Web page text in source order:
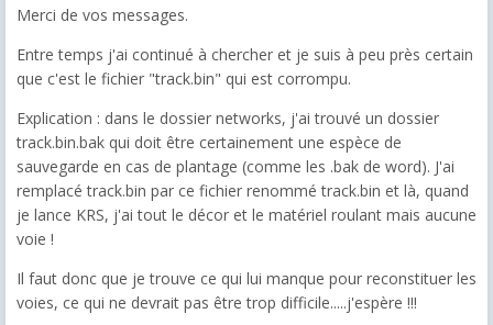
Merci de vos messages.
Entre temps j'ai continué à chercher et je suis à peu près certain
que c'est le fichier "track.bin" qui est corrompu.
Explication : dans le dossier networks, j'ai trouvé un dossier
track.bin.bak qui doit être certainement une espèce de
sauvegarde en cas de plantage (comme les .bak de word). J'ai
remplacé track.bin par ce fichier renommé track.bin et là, quand
je lance KRS, j'ai tout le décor et le matériel roulant mais aucune
voie !
Il faut donc que je trouve ce qui lui manque pour reconstituer les
voies, ce qui ne devrait pas être trop difficile.....j'espère !!!